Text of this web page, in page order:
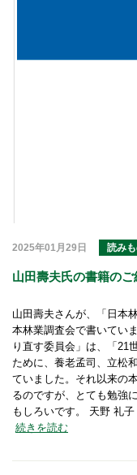
2025年01月29日 読み
山田壽夫氏の書籍のご
山田壽夫さんが、「日本
本林業調査会で書いてい
り直す委員会」は、「21
ために、養老孟司、立松
ていました。それ以来の
るのですが、とても勉強
もしろいです。 天野 礼
続きを読む